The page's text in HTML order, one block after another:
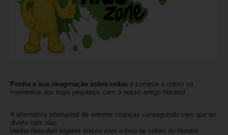
Ajuda
Elétricos
Ponha a sua imaginação sobre rodas e comece a colorir os
momentos dos mais pequenos com o nosso amigo Horatio!
A alternativa intemporal de entreter crianças conseguindo com que se
divirta com elas.
Venha descobrir lugares únicos com o livro de colorir do Horatio.